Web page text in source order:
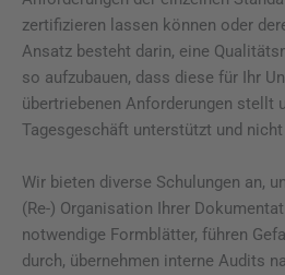
i
v
e
:
zertifizieren lassen können oder
Ansatz besteht darin, eine
so aufzubauen, dass diese für Ihr
übertriebenen Anforderungen stellt
Tagesgeschäft unterstützt und
Wir bieten diverse Schulungen an,
(Re-) Organisation Ihrer
notwendige Formblätter, führen
durch, übernehmen interne Audits